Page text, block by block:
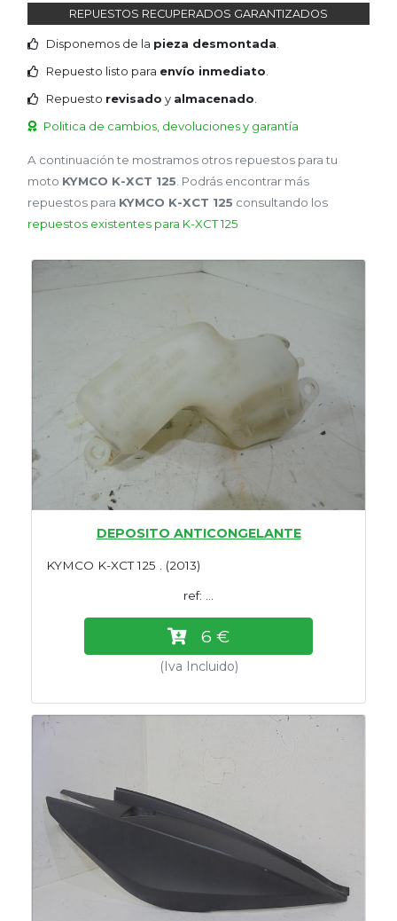
REPUESTOS RECUPERADOS GARANTIZADOS
Disponemos de la pieza desmontada
Repuesto listo para envío inmediato
Repuesto revisado y almacenado
Politica de cambios, devoluciones y garantía
A continuación te mostramos otros repuestos para tu
moto KYMCO K-XCT 125 . Podrás encontrar más
repuestos para KYMCO K-XCT 125 consultando los
repuestos existentes para K-XCT 125
DEPOSITO ANTICONGELANTE
KYMCO K-XCT 125 . (2013)
ref: ...
6 €
(Iva Incluido)